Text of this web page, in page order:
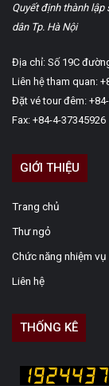
Quyết định thành lập
dân Tp. Hà Nội
Địa chỉ: Số 19C
Liên hệ tham quan:
Đặt vé tour đêm:
Fax: +84-4-37345926
GIỚI THIỆU
Trang chủ
Thư ngỏ
Chức năng nhiệm vụ
Liên hệ
THỐNG KÊ